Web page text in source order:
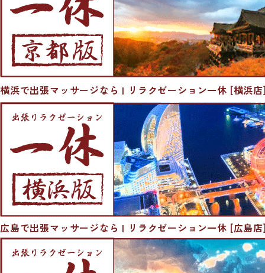
横浜で出張マッサージなら | リラクゼーション一休 [横浜
広島で出張マッサージなら | リラクゼーション一休 [広島